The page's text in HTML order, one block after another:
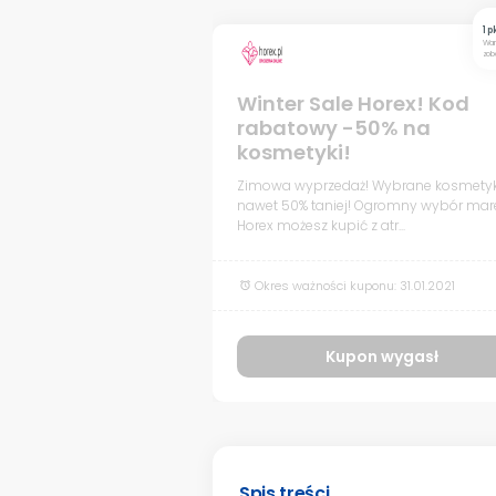
1
Winter Sale Horex! Kod
rabatowy -50% na
kosmetyki!
Zimowa wyprzedaż! Wybrane
nawet 50% taniej! Ogromny wybór
Horex możesz kupić z atr...
alarm Okres ważności kuponu: 31.01.2021
Kupon wygasł